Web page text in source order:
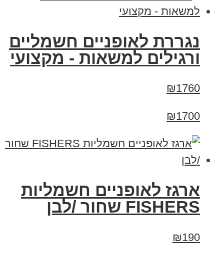
נגררת לאופניים חשמליים
ורגילים למשאות - מקצועי
₪1760
₪1700
ארגז לאופניים חשמליות
FISHERS שחור /לבן
₪190